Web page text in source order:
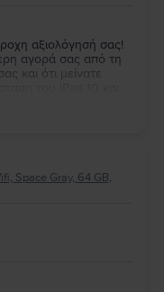
αξιολόγησή σας!
αγορά σας από τη
και ότι μείνατε
μέλλον!
Space Gray, 64 GB,